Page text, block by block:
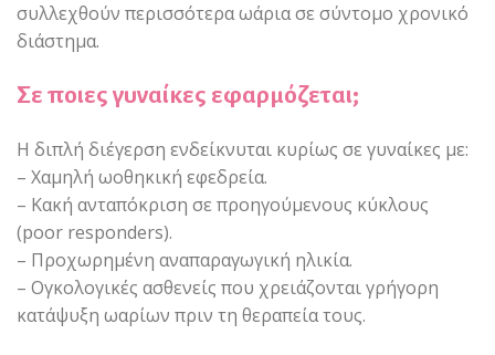
συλλεχθούν περισσότερα ωάρια σε σύντομο χρονικό
διάστημα.
Σε ποιες γυναίκες εφαρμόζεται;
Η διπλή διέγερση ενδείκνυται κυρίως σε γυναίκες με:
– Χαμηλή ωοθηκική εφεδρεία.
– Κακή ανταπόκριση σε προηγούμενους κύκλους
(poor responders).
– Προχωρημένη αναπαραγωγική ηλικία.
– Ογκολογικές ασθενείς που χρειάζονται γρήγορη
κατάψυξη ωαρίων πριν τη θεραπεία τους.